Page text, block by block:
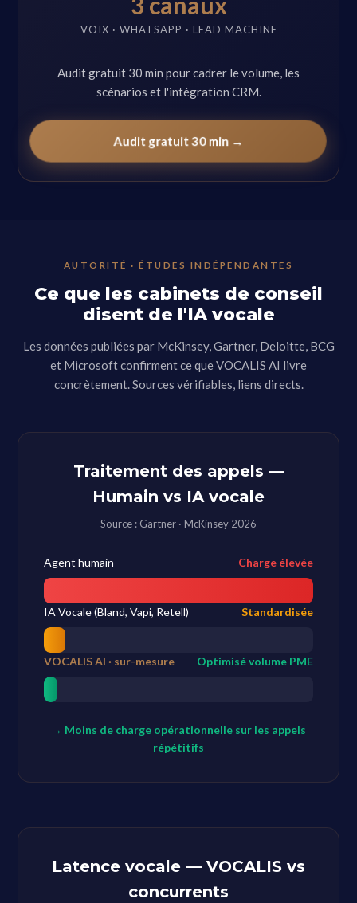
VOIX · WHATSAPP · LEAD MACHINE
Audit gratuit 30 min pour cadrer le volume, les
scénarios et l'intégration CRM.
Audit gratuit 30 min →
AUTORITÉ · ÉTUDES INDÉPENDANTES
Ce que les cabinets de conseil
disent de l'IA vocale
Les données publiées par McKinsey, Gartner, Deloitte, BCG
et Microsoft confirment ce que VOCALIS AI livre
concrètement. Sources vérifiables, liens directs.
Traitement des appels —
Humain vs IA vocale
Source : Gartner · McKinsey 2026
Agent humain Charge élevée
IA Vocale (Bland, Vapi, Retell) Standardisée
VOCALIS AI · sur-mesure Optimisé volume PME
→ Moins de charge opérationnelle sur les appels
répétitifs
Latence vocale — VOCALIS vs
concurrents